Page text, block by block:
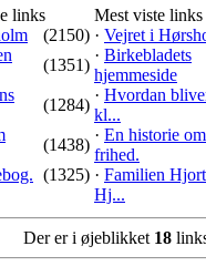
links
(2150)
(1351)
(1284)
(1438)
(1325)
Mest viste links
· Vejret i
· Birkebladets
hjemmeside
· Hvordan
kl...
· En historie om
frihed.
· Familien
Hj...
Der er i øjeblikket 18